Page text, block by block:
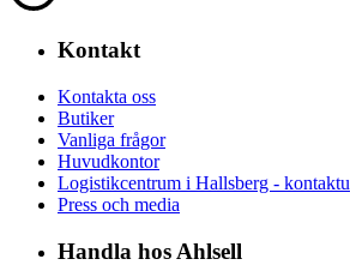
Kontakt
Kontakta oss
Butiker
Vanliga frågor
Huvudkontor
Logistikcentrum i Hallsberg -
Press och media
Handla hos Ahlsell